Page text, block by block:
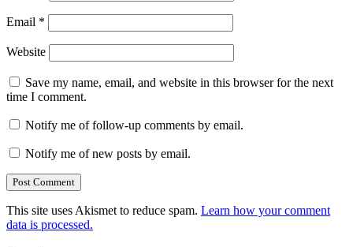
Email *
Website
Save my name, email, and website in this browser for the next
time I comment.
Notify me of follow-up comments by email.
Notify me of new posts by email.
This site uses Akismet to reduce spam. Learn how your comment
data is processed.